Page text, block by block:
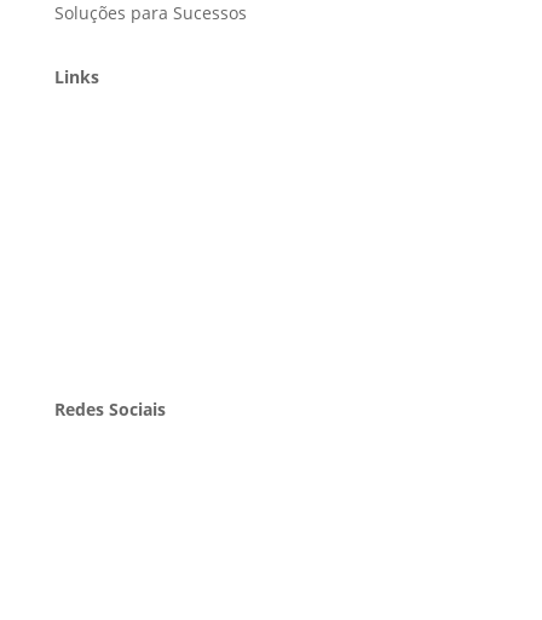
Soluções para Sucessos
Links
Redes Sociais